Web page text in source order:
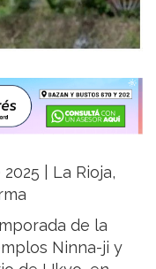
| La Rioja,
de la
Ninna-ji y